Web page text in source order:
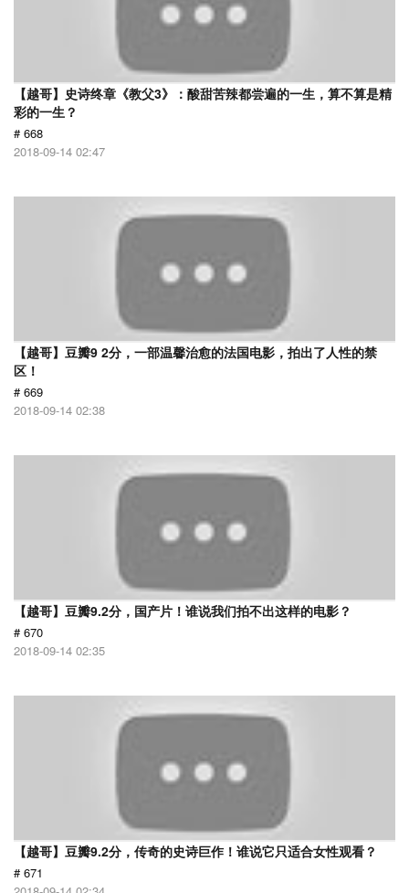
【越哥】史诗终章《教父3》：酸甜苦辣都尝遍的一生，算不算是精
彩的一生？
# 668
2018-09-14 02:47
【越哥】豆瓣9 2分，一部温馨治愈的法国电影，拍出了人性的禁
区！
# 669
2018-09-14 02:38
【越哥】豆瓣9.2分，国产片！谁说我们拍不出这样的电影？
# 670
2018-09-14 02:35
【越哥】豆瓣9.2分，传奇的史诗巨作！谁说它只适合女性观看？
# 671